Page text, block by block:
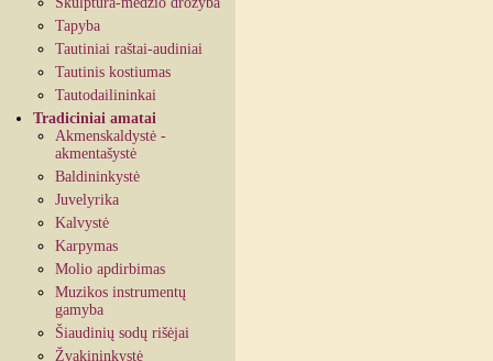
Tapyba
Tautiniai raštai-audiniai
Tautinis kostiumas
Tautodailininkai
Tradiciniai amatai
Akmenskaldystė -
akmentašystė
Baldininkystė
Juvelyrika
Kalvystė
Karpymas
Molio apdirbimas
Muzikos instrumentų
gamyba
Šiaudinių sodų rišėjai
Žvakininkystė